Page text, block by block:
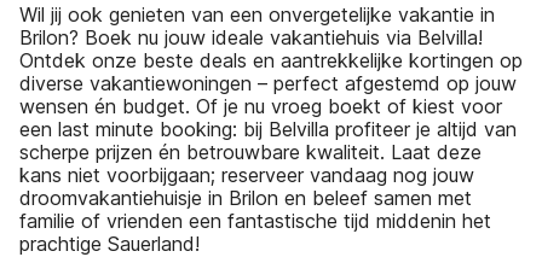
Wil jij ook genieten van een onvergetelijke vakantie in
Brilon? Boek nu jouw ideale vakantiehuis via Belvilla!
Ontdek onze beste deals en aantrekkelijke kortingen op
diverse vakantiewoningen – perfect afgestemd op jouw
wensen én budget. Of je nu vroeg boekt of kiest voor
een last minute booking: bij Belvilla profiteer je altijd van
scherpe prijzen én betrouwbare kwaliteit. Laat deze
kans niet voorbijgaan; reserveer vandaag nog jouw
droomvakantiehuisje in Brilon en beleef samen met
familie of vrienden een fantastische tijd middenin het
prachtige Sauerland!